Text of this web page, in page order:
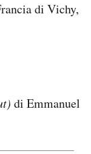
di Vichy,
di Emmanuel